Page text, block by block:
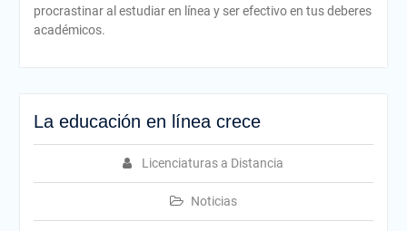
procrastinar al estudiar en línea y ser efectivo en tus deberes
académicos.
La educación en línea crece
Licenciaturas a Distancia
Noticias